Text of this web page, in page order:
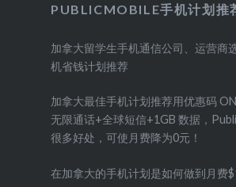
PUBLICMOBILE手机计划推
加拿大留学生手机通信公司、运营商
机省钱计划推荐
加拿大最佳手机计划推荐用优惠码
无限通话+全球短信+1GB 数据，
很多好处，可使月费降为0元！
在加拿大的手机计划是如何做到月费